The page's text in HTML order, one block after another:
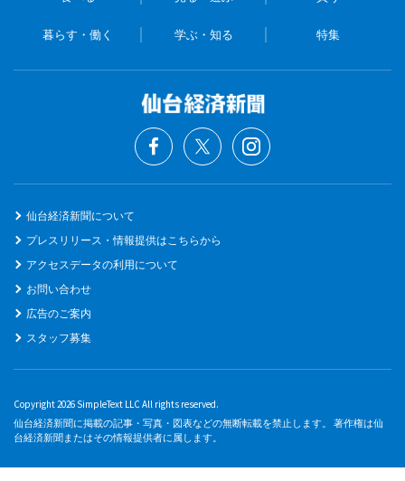
暮らす・働く 学ぶ・知る 特集
仙台経済新聞について
プレスリリース・情報提供はこちらから
アクセスデータの利用について
お問い合わせ
広告のご案内
スタッフ募集
Copyright 2026 SimpleText LLC All rights reserved.
仙台経済新聞に掲載の記事・写真・図表などの無断転載を禁止します。 著作権は仙
台経済新聞またはその情報提供者に属します。